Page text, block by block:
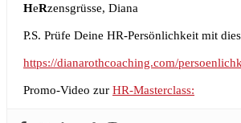
HeRzensgrüsse, Diana
P.S. Prüfe Deine HR-Persönlichkeit mit
https://dianarothcoaching.com/
Promo-Video zur HR-Masterclass: